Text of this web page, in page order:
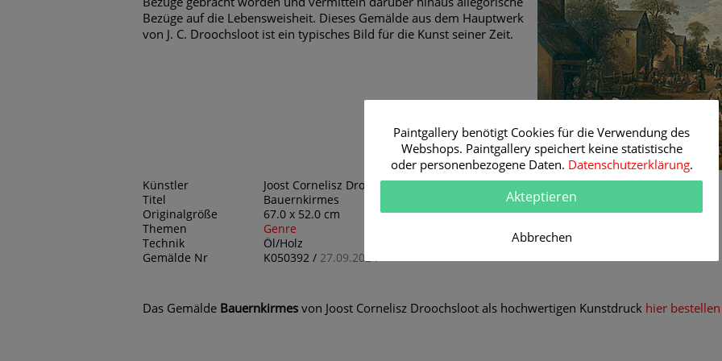
Bezüge auf die Lebensweisheit. Dieses Gemälde aus dem Hauptwerk
von J. C. Droochsloot ist ein typisches Bild für die Kunst seiner Zeit.
Künstler
Joost Cornelisz Droochsloot (1586 - 1666)
Titel
Bauernkirmes
Originalgröße
67.0 x 52.0 cm
Themen
Genre
Technik
Öl/Holz
Gemälde Nr
K050392 / 27.09.2024
Das Gemälde Bauernkirmes von Joost Cornelisz Droochsloot als hochwertigen Kunstdruck hier bestellen
Paintgallery benötigt Cookies für die Verwendung des
Webshops. Paintgallery speichert keine statistische
oder personenbezogene Daten. Datenschutzerklärung.
Akteptieren
Abbrechen